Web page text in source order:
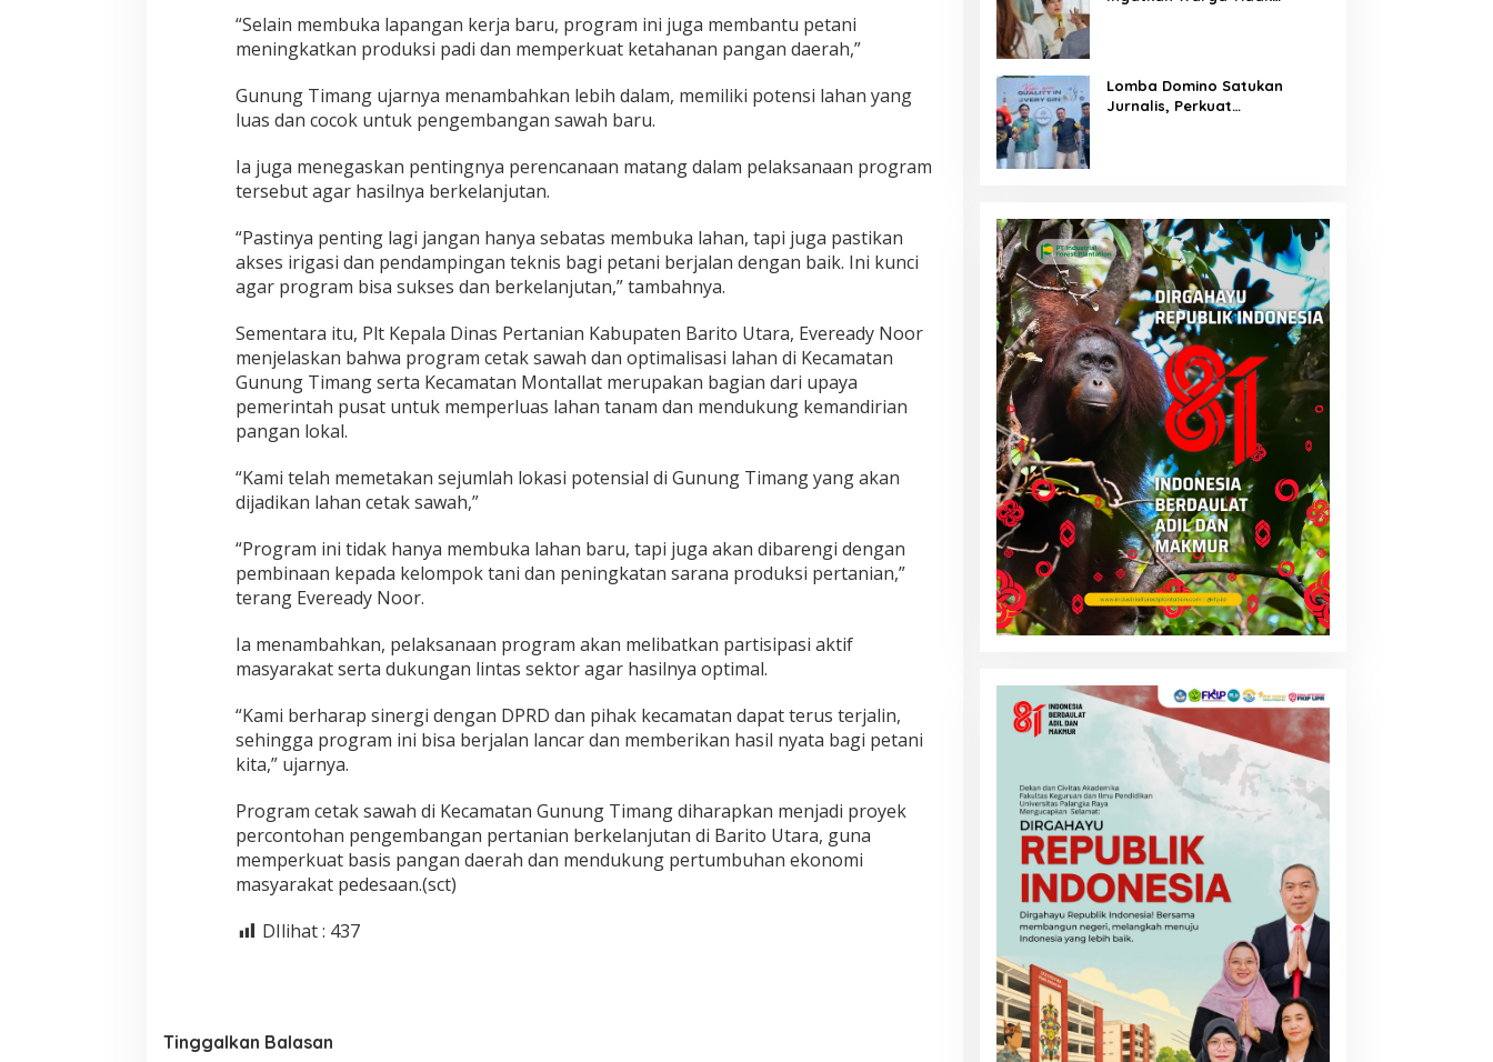
“Selain membuka lapangan kerja baru, program ini juga membantu petani
meningkatkan produksi padi dan memperkuat ketahanan pangan daerah,”
Gunung Timang ujarnya menambahkan lebih dalam, memiliki potensi lahan yang
luas dan cocok untuk pengembangan sawah baru.
Ia juga menegaskan pentingnya perencanaan matang dalam pelaksanaan program
tersebut agar hasilnya berkelanjutan.
“Pastinya penting lagi jangan hanya sebatas membuka lahan, tapi juga pastikan
akses irigasi dan pendampingan teknis bagi petani berjalan dengan baik. Ini kunci
agar program bisa sukses dan berkelanjutan,” tambahnya.
Sementara itu, Plt Kepala Dinas Pertanian Kabupaten Barito Utara, Eveready Noor
menjelaskan bahwa program cetak sawah dan optimalisasi lahan di Kecamatan
Gunung Timang serta Kecamatan Montallat merupakan bagian dari upaya
pemerintah pusat untuk memperluas lahan tanam dan mendukung kemandirian
pangan lokal.
“Kami telah memetakan sejumlah lokasi potensial di Gunung Timang yang akan
dijadikan lahan cetak sawah,”
“Program ini tidak hanya membuka lahan baru, tapi juga akan dibarengi dengan
pembinaan kepada kelompok tani dan peningkatan sarana produksi pertanian,”
terang Eveready Noor.
Ia menambahkan, pelaksanaan program akan melibatkan partisipasi aktif
masyarakat serta dukungan lintas sektor agar hasilnya optimal.
“Kami berharap sinergi dengan DPRD dan pihak kecamatan dapat terus terjalin,
sehingga program ini bisa berjalan lancar dan memberikan hasil nyata bagi petani
kita,” ujarnya.
Program cetak sawah di Kecamatan Gunung Timang diharapkan menjadi proyek
percontohan pengembangan pertanian berkelanjutan di Barito Utara, guna
memperkuat basis pangan daerah dan mendukung pertumbuhan ekonomi
masyarakat pedesaan.(sct)
DIlihat : 437
Tinggalkan Balasan
Lomba Domino Satukan
Jurnalis, Perkuat